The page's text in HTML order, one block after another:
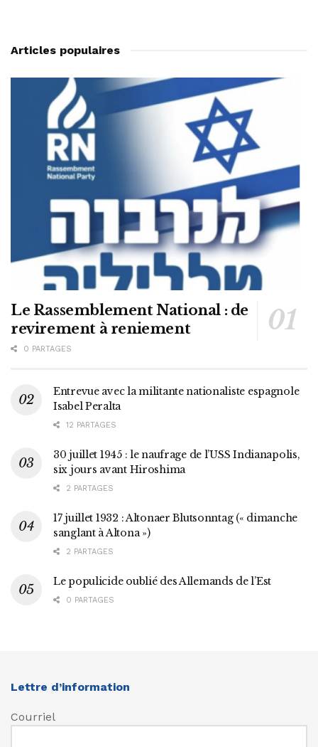
Articles populaires
Le Rassemblement National : de
revirement à reniement
0 PARTAGES
Entrevue avec la militante nationaliste espagnole
Isabel Peralta
12 PARTAGES
30 juillet 1945 : le naufrage de l’USS Indianapolis,
six jours avant Hiroshima
2 PARTAGES
17 juillet 1932 : Altonaer Blutsonntag (« dimanche
sanglant à Altona »)
2 PARTAGES
Le populicide oublié des Allemands de l’Est
0 PARTAGES
Lettre d’information
Courriel